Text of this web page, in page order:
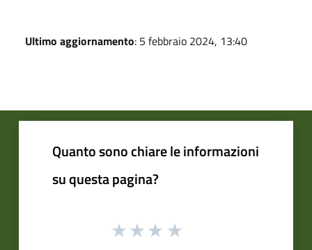
Ultimo aggiornamento: 5 febbraio 2024, 13:40
Quanto sono chiare le informazioni
su questa pagina?